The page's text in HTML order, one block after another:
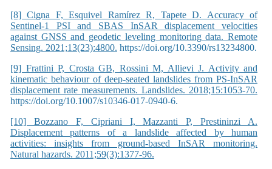
[8] Cigna F, Esquivel Ramírez R, Tapete D. Accuracy of
Sentinel-1 PSI and SBAS InSAR displacement velocities
against GNSS and geodetic leveling monitoring data. Remote
Sensing. 2021;13(23):4800. https://doi.org/10.3390/rs13234800.
[9] Frattini P, Crosta GB, Rossini M, Allievi J. Activity and
kinematic behaviour of deep-seated landslides from PS-InSAR
displacement rate measurements. Landslides. 2018;15:1053-70.
https://doi.org/10.1007/s10346-017-0940-6.
[10] Bozzano F, Cipriani I, Mazzanti P, Prestininzi A.
Displacement patterns of a landslide affected by human
activities: insights from ground-based InSAR monitoring.
Natural hazards. 2011;59(3):1377-96.